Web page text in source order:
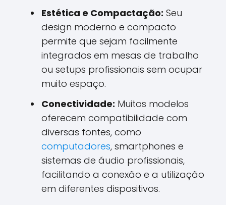
Estética e Compactação: Seu
design moderno e compacto
permite que sejam facilmente
integrados em mesas de trabalho
ou setups profissionais sem ocupar
muito espaço.
Conectividade: Muitos modelos
oferecem compatibilidade com
diversas fontes, como
computadores, smartphones e
sistemas de áudio profissionais,
facilitando a conexão e a utilização
em diferentes dispositivos.